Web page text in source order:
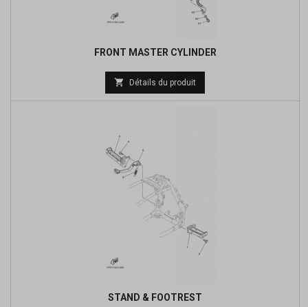
FRONT MASTER CYLINDER
Prix
de
 Détails du produit
STAND & FOOTREST